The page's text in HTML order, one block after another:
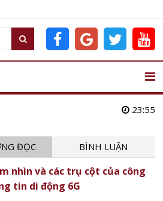
23:55
ĐỌC BÌNH LUẬN
nhìn và các trụ cột của công
tin di động 6G